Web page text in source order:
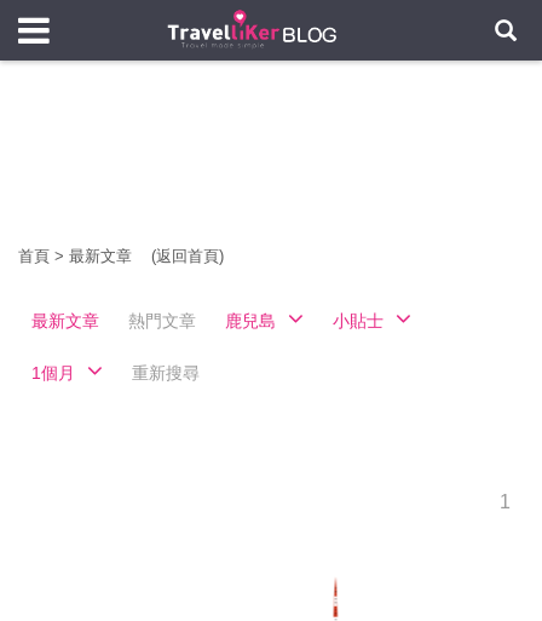
首頁 > 最新文章 (返回首頁)
最新文章 熱門文章 鹿兒島 小貼士
1個月 重新搜尋
1